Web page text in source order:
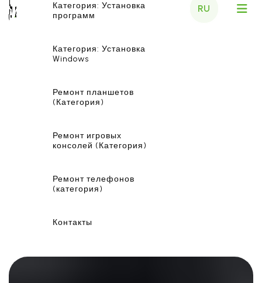
Категория: Установка
программ
Категория: Установка
Windows
Ремонт планшетов
(Категория)
Ремонт игровых
консолей (Категория)
Ремонт телефонов
(категория)
Контакты
RU